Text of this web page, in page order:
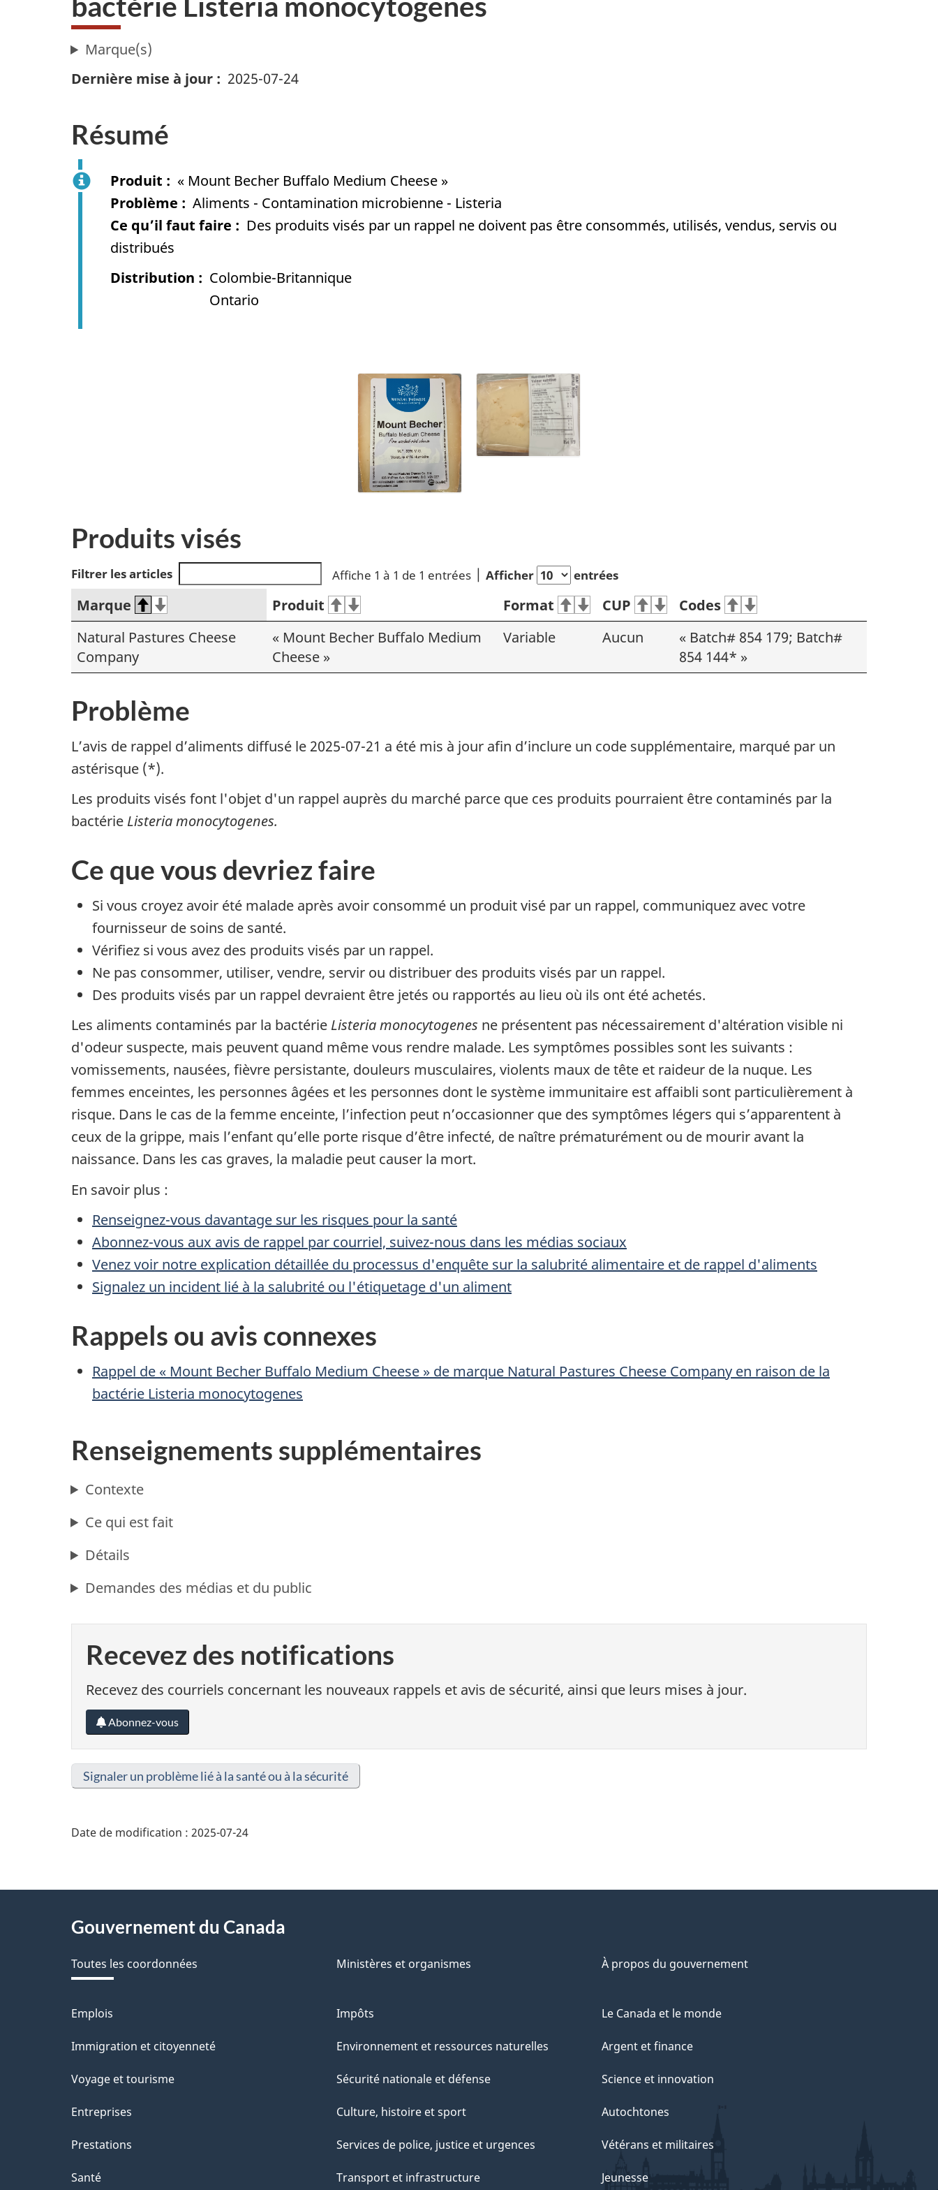
Marque(s)
Dernière mise à jour
2025-07-24
Résumé
Produit
« Mount Becher Buffalo Medium Cheese »
Problème
Aliments - Contamination microbienne - Listeria
Ce qu’il faut faire
Des produits visés par un rappel ne doivent pas être consommés, utilisés, vendus, servis ou
distribués
Distribution
Colombie-Britannique
Ontario
Produits visés
Filtrer les articles Affiche 1 à 1 de 1 entrées Afficher entrées
Marque Produit Format CUP
Codes
Natural Pastures Cheese
Company
« Mount Becher Buffalo Medium
Cheese »
Variable Aucun
« Batch# 854 179; Batch#
854 144* »
Problème
L’avis de rappel d’aliments diffusé le 2025-07-21 a été mis à jour afin d’inclure un code supplémentaire, marqué par un
astérisque (*).
Les produits visés font l'objet d'un rappel auprès du marché parce que ces produits pourraient être contaminés par la
bactérie Listeria monocytogenes.
Ce que vous devriez faire
Si vous croyez avoir été malade après avoir consommé un produit visé par un rappel, communiquez avec votre
fournisseur de soins de santé.
Vérifiez si vous avez des produits visés par un rappel.
Ne pas consommer, utiliser, vendre, servir ou distribuer des produits visés par un rappel.
Des produits visés par un rappel devraient être jetés ou rapportés au lieu où ils ont été achetés.
Les aliments contaminés par la bactérie Listeria monocytogenes ne présentent pas nécessairement d'altération visible ni
d'odeur suspecte, mais peuvent quand même vous rendre malade. Les symptômes possibles sont les suivants :
vomissements, nausées, fièvre persistante, douleurs musculaires, violents maux de tête et raideur de la nuque. Les
femmes enceintes, les personnes âgées et les personnes dont le système immunitaire est affaibli sont particulièrement à
risque. Dans le cas de la femme enceinte, l’infection peut n’occasionner que des symptômes légers qui s’apparentent à
ceux de la grippe, mais l’enfant qu’elle porte risque d’être infecté, de naître prématurément ou de mourir avant la
naissance. Dans les cas graves, la maladie peut causer la mort.
En savoir plus :
Renseignez-vous davantage sur les risques pour la santé
Abonnez-vous aux avis de rappel par courriel, suivez-nous dans les médias sociaux
Venez voir notre explication détaillée du processus d'enquête sur la salubrité alimentaire et de rappel d'aliments
Signalez un incident lié à la salubrité ou l'étiquetage d'un aliment
Rappels ou avis connexes
Rappel de « Mount Becher Buffalo Medium Cheese » de marque Natural Pastures Cheese Company en raison de la
bactérie Listeria monocytogenes
Renseignements supplémentaires
Contexte
Ce qui est fait
Détails
Demandes des médias et du public
Recevez des notifications
Recevez des courriels concernant les nouveaux rappels et avis de sécurité, ainsi que leurs mises à jour.
Abonnez-vous
Signaler un problème lié à la santé ou à la sécurité
Date de modification : 2025-07-24
AboutGouvernement du Canada
Toutes les coordonnées Ministères et organismes À propos du gouvernement
Thèmes
et
Emplois
Immigration et citoyenneté
Voyage et tourisme
Entreprises
Prestations
Santé
Impôts
Environnement et ressources naturelles
Sécurité nationale et défense
Culture, histoire et sport
Services de police, justice et urgences
Transport et infrastructure
Le Canada et le monde
Argent et finance
Science et innovation
Autochtones
Vétérans et militaires
Jeunesse